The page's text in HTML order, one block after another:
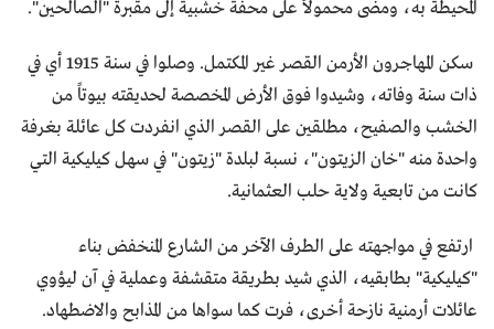
المحيطة به، ومضى محمولاً على محفة خشبية إلى مقبرة "الصالحين".
سكن المهاجرون الأرمن القصر غير المكتمل. وصلوا في سنة 1915 أي في
ذات سنة وفاته، وشيدوا فوق الأرض المخصصة لحديقته بيوتاً من
الخشب والصفيح، مطلقين على القصر الذي انفردت كل عائلة بغرفة
واحدة منه "خان الزيتون"، نسبة لبلدة "زيتون" في سهل كيليكية التي
كانت من تابعية ولاية حلب العثمانية.
ارتفع في مواجهته على الطرف الآخر من الشارع المنخفض بناء
"كيليكية" بطابقيه، الذي شيد بطريقة متقشفة وعملية في آن ليؤوي
عائلات أرمنية نازحة أخرى، فرت كما سواها من المذابح والاضطهاد.